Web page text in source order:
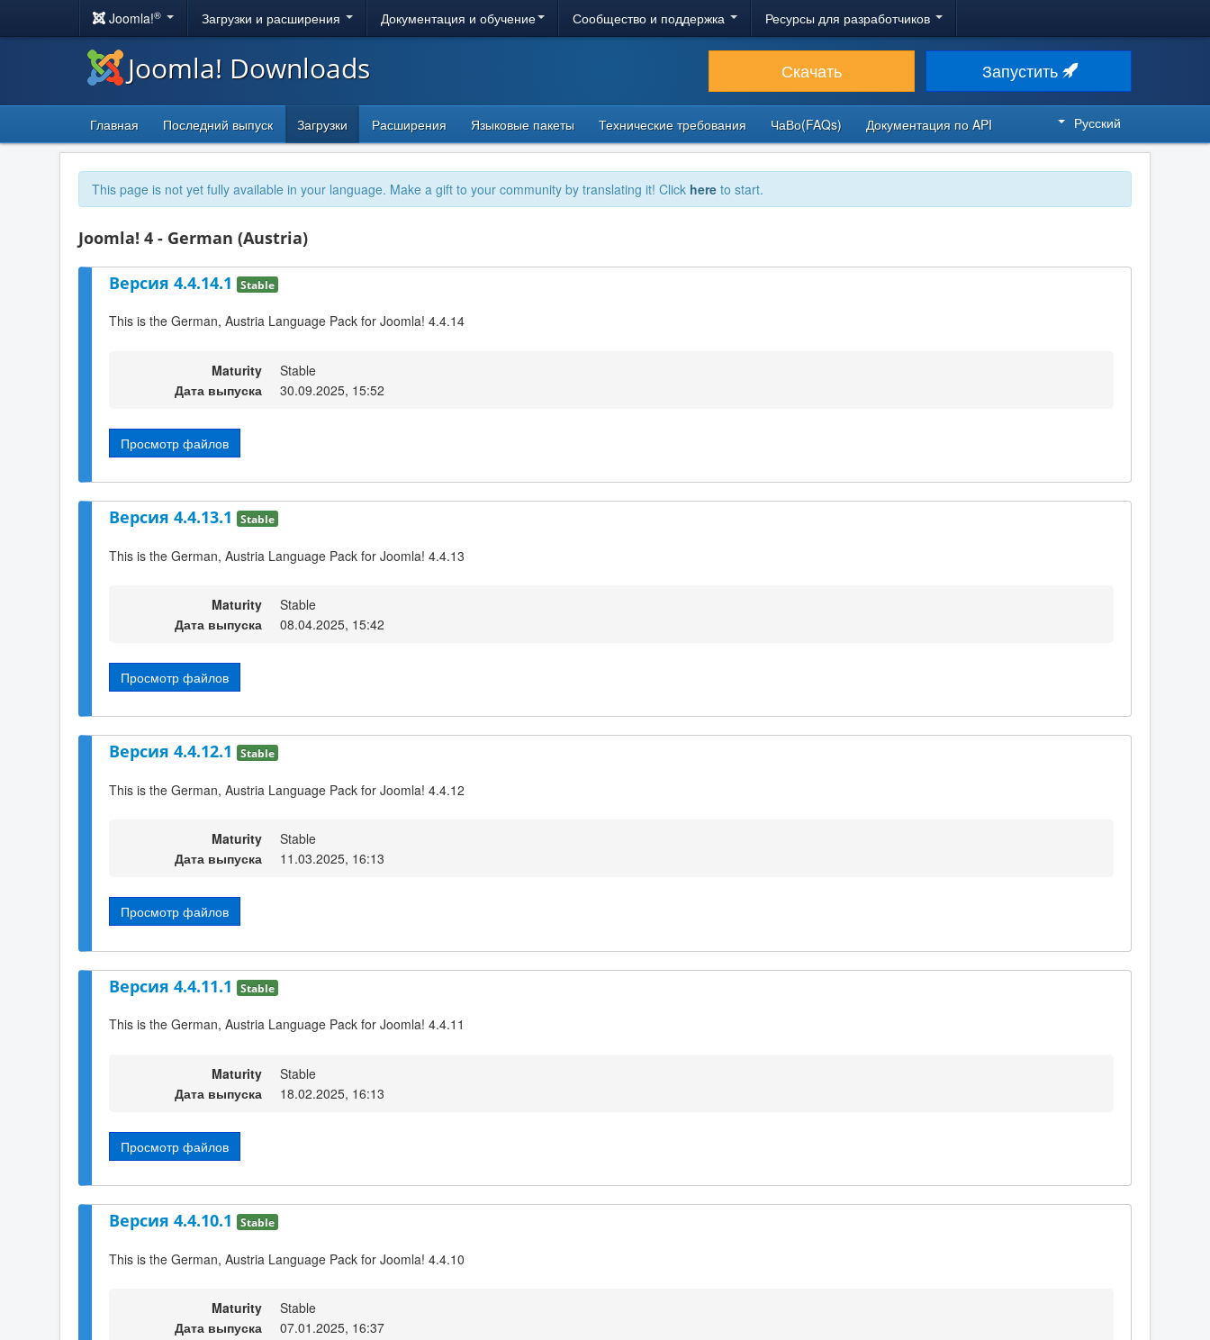
Joomla!® Загрузки и расширения Документация и обучение Сообщество и поддержка Ресурсы для разработчиков
Joomla! Downloads Скачать Запустить
Главная Последний выпуск Загрузки Расширения Языковые пакеты Технические требования ЧаВо(FAQs) Документация по API Русский
This page is not yet fully available in your language. Make a gift to your community by translating it! Click here to start.
Joomla! 4 - German (Austria)
Версия 4.4.14.1 Stable
This is the German, Austria Language Pack for Joomla! 4.4.14
Maturity
Stable
Дата выпуска
30.09.2025, 15:52
Просмотр файлов
Версия 4.4.13.1 Stable
This is the German, Austria Language Pack for Joomla! 4.4.13
Maturity
Stable
Дата выпуска
08.04.2025, 15:42
Просмотр файлов
Версия 4.4.12.1 Stable
This is the German, Austria Language Pack for Joomla! 4.4.12
Maturity
Stable
Дата выпуска
11.03.2025, 16:13
Просмотр файлов
Версия 4.4.11.1 Stable
This is the German, Austria Language Pack for Joomla! 4.4.11
Maturity
Stable
Дата выпуска
18.02.2025, 16:13
Просмотр файлов
Версия 4.4.10.1 Stable
This is the German, Austria Language Pack for Joomla! 4.4.10
Maturity
Stable
Дата выпуска
07.01.2025, 16:37